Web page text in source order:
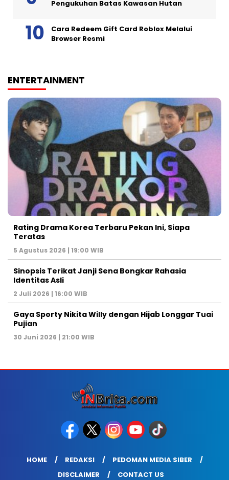
Pengukuhan Batas Kawasan Hutan
Cara Redeem Gift Card Roblox Melalui
Browser Resmi
ENTERTAINMENT
Rating Drama Korea Terbaru Pekan Ini, Siapa
Teratas
5 Agustus 2026 | 19:00 WIB
Sinopsis Terikat Janji Sena Bongkar Rahasia
Identitas Asli
2 Juli 2026 | 16:00 WIB
Gaya Sporty Nikita Willy dengan Hijab Longgar Tuai
Pujian
30 Juni 2026 | 21:00 WIB
HOME REDAKSI
PEDOMAN MEDIA SIBER
DISCLAIMER
CONTACT US